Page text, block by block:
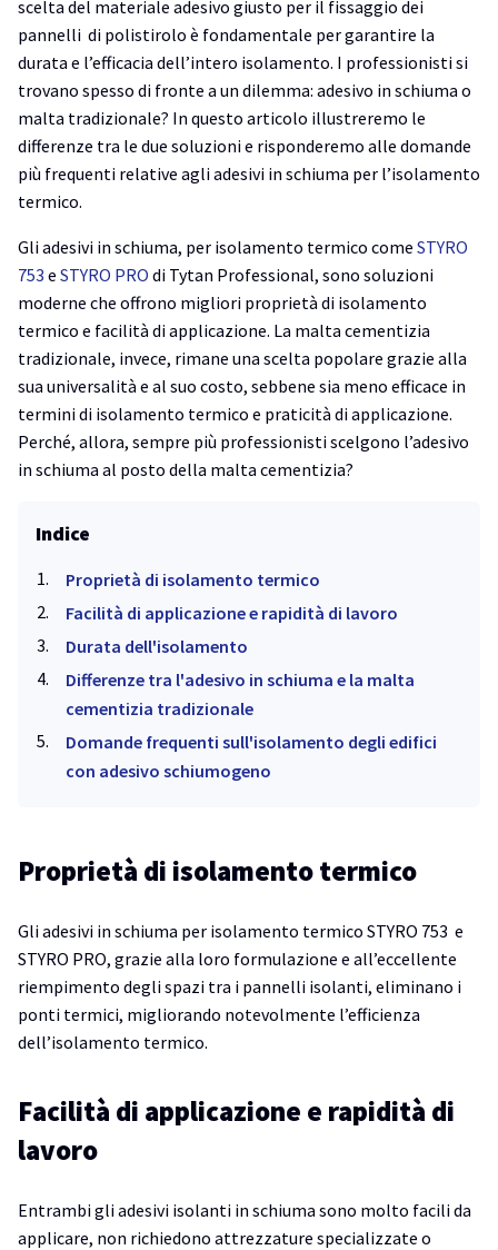
scelta del materiale adesivo giusto per il fissaggio dei
pannelli di polistirolo è fondamentale per garantire la
durata e l’efficacia dell’intero isolamento. I professionisti si
trovano spesso di fronte a un dilemma: adesivo in schiuma o
malta tradizionale? In questo articolo illustreremo le
differenze tra le due soluzioni e risponderemo alle domande
più frequenti relative agli adesivi in schiuma per l’isolamento
termico.
Gli adesivi in schiuma, per isolamento termico come STYRO
753 e STYRO PRO di Tytan Professional, sono soluzioni
moderne che offrono migliori proprietà di isolamento
termico e facilità di applicazione. La malta cementizia
tradizionale, invece, rimane una scelta popolare grazie alla
sua universalità e al suo costo, sebbene sia meno efficace in
termini di isolamento termico e praticità di applicazione.
Perché, allora, sempre più professionisti scelgono l’adesivo
in schiuma al posto della malta cementizia?
Indice
Proprietà di isolamento termico
Facilità di applicazione e rapidità di lavoro
Durata dell'isolamento
Differenze tra l'adesivo in schiuma e la malta
cementizia tradizionale
Domande frequenti sull'isolamento degli edifici
con adesivo schiumogeno
Proprietà di isolamento termico
Gli adesivi in schiuma per isolamento termico STYRO 753 e
STYRO PRO, grazie alla loro formulazione e all’eccellente
riempimento degli spazi tra i pannelli isolanti, eliminano i
ponti termici, migliorando notevolmente l’efficienza
dell’isolamento termico.
Facilità di applicazione e rapidità di
lavoro
Entrambi gli adesivi isolanti in schiuma sono molto facili da
applicare, non richiedono attrezzature specializzate o